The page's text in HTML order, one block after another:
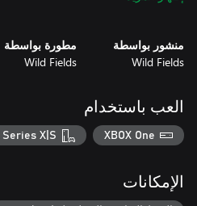
going. Customize your characters
on the track as you work together to
منشور بواسطة
Wild Fields
مطورة بواسطة
Wild Fields
العب باستخدام
XBOX One
Series X|S
الإمكانات